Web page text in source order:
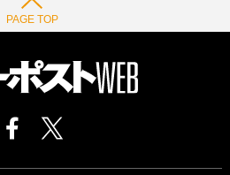
PAGE TOP